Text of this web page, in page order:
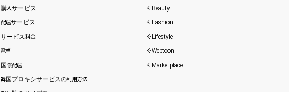
購入サービス
配送サービス
サービス料金
電卓
国際配送
韓国プロキシサービスの利用方法
K-Beauty
K-Fashion
K-Lifestyle
K-Webtoon
K-Marketplace